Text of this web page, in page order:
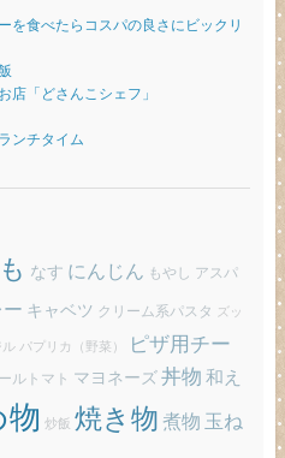
を食べたらコスパの良さにビックリ
店「どさんこシェフ」
ンチタイム
なす にんじん もやし アスパ
キャベツ クリーム系パスタ ズッ
パプリカ（野菜）
ピザ用チー
ルトマト マヨネーズ丼物 和え
炒飯 焼き物煮物 玉ね